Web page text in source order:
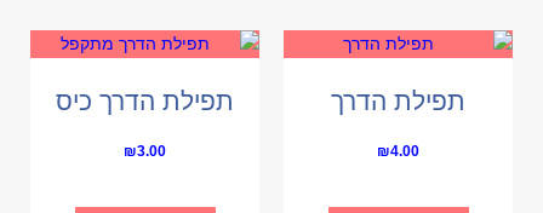
תפילת הדרך
₪4.00
תפילת הדרך כיס
₪3.00